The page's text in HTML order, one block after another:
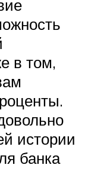
в том,
истории
банка